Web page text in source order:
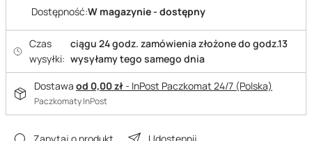
Dostępność:W magazynie - dostępny
Czas
wysyłki:
ciągu 24 godz. zamówienia złożone do godz.13
wysyłamy tego samego dnia
Dostawa od 0,00 zł- InPost Paczkomat 24/7 (Polska)
Paczkomaty InPost